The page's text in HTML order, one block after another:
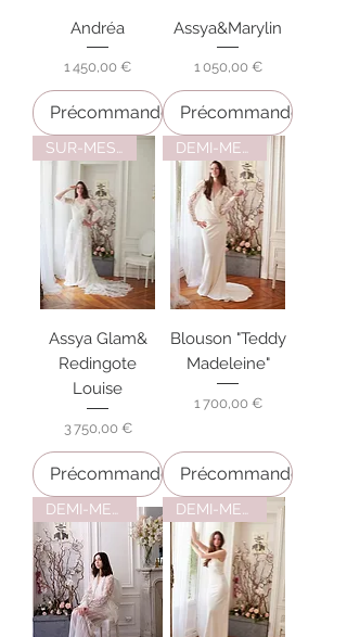
Andréa
Prix
1 450,00 €
Précommander
Assya&Marylin
Prix
1 050,00 €
Précommander
SUR-MESURE
Assya Glam&
Redingote
Louise
Prix
3 750,00 €
Précommander
DEMI-MESURE
Blouson "Teddy
Madeleine"
Prix
1 700,00 €
Précommander
DEMI-MESURE DEMI-MESURE